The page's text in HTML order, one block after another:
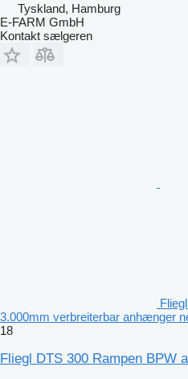
Tyskland, Hamburg
E-FARM GmbH
Kontakt sælgeren
3.000mm verbreiterbar anhænger
18
Fliegl DTS 300 Rampen BPW